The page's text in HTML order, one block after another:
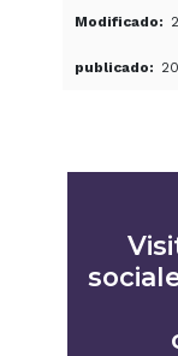
Modificado
publicado